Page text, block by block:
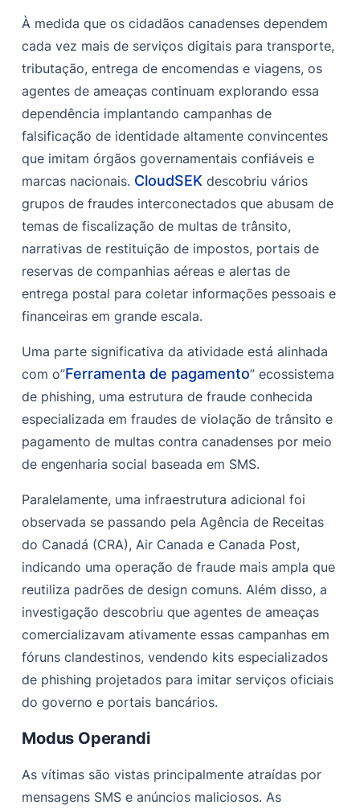
Phishing de encomendas e reentrega dos correios do
Canadá
Avaliação de impacto e risco
Mitigação
Conclusão
Endereços IP
À medida que os cidadãos canadenses dependem
cada vez mais de serviços digitais para transporte,
tributação, entrega de encomendas e viagens, os
agentes de ameaças continuam explorando essa
dependência implantando campanhas de
falsificação de identidade altamente convincentes
que imitam órgãos governamentais confiáveis e
marcas nacionais. CloudSEK descobriu vários
grupos de fraudes interconectados que abusam de
temas de fiscalização de multas de trânsito,
narrativas de restituição de impostos, portais de
reservas de companhias aéreas e alertas de
entrega postal para coletar informações pessoais e
financeiras em grande escala.
Uma parte significativa da atividade está alinhada
com o”Ferramenta de pagamento” ecossistema
de phishing, uma estrutura de fraude conhecida
especializada em fraudes de violação de trânsito e
pagamento de multas contra canadenses por meio
de engenharia social baseada em SMS.
Paralelamente, uma infraestrutura adicional foi
observada se passando pela Agência de Receitas
do Canadá (CRA), Air Canada e Canada Post,
indicando uma operação de fraude mais ampla que
reutiliza padrões de design comuns. Além disso, a
investigação descobriu que agentes de ameaças
comercializavam ativamente essas campanhas em
fóruns clandestinos, vendendo kits especializados
de phishing projetados para imitar serviços oficiais
do governo e portais bancários.
Modus Operandi
As vítimas são vistas principalmente atraídas por
mensagens SMS e anúncios maliciosos. As